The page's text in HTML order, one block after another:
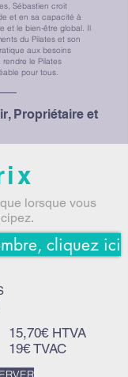
Sébastien croit
et en sa capacité à
et le bien-être global. Il
du Pilates et son
aux besoins
le Pilates
pour tous.
Propriétaire et
lorsque vous
cliquez ici
15,70€ HTVA
19€ TVAC